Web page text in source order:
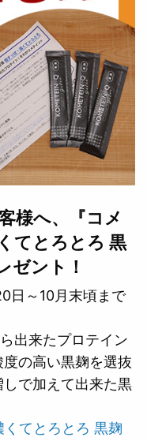
様へ、『コメ
てとろとろ 黒
ゼント！
～10月末頃まで
出来たプロテイン
の高い黒麹を選抜
で加えて出来た黒
てとろとろ 黒麹